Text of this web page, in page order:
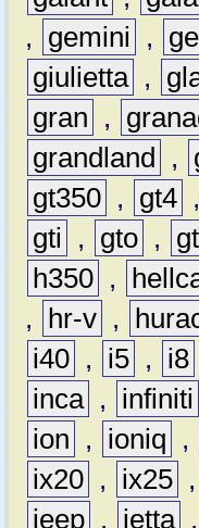
,
gemini ,
giulietta ,
gran
,
grandland
,
gt350 , gt4 ,
gti
, gto ,
h350 ,
,
hr-v ,
i40 , i5 , i8
inca , infiniti
ion
, ioniq ,
ix20 , ix25 ,
jeep , jetta ,